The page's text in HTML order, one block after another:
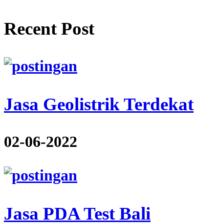
Recent Post
Jasa Geolistrik Terdekat
02-06-2022
Jasa PDA Test Bali